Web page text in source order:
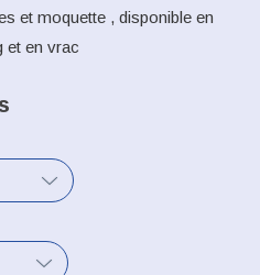
et moquette , disponible en
et en vrac